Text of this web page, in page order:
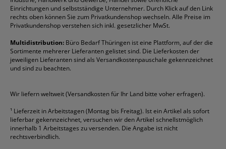
Fineliner
Folienschreiber
Formulare
Gelschreiber
Geschäftsbücher
Kugelschreiber
Mappen
Ordner
Packband
Permanentmarker
Tintenpatronen
Toilettenpapier
Toner
Versandmaterial
Versandtaschen
Esselte
Faber-Castell
Fellowes
Franken
Fripa
HP
Pritt
Schneider
Stabilo
Staedtler
alle Marken anzeigen
Einrichtungen und selbstständige Unternehmer. Durch Klick auf den Link
rechts oben können Sie zum Privatkundenshop wechseln. Alle Preise im
Privatkundenshop verstehen sich inkl. gesetzlicher MwSt.
Multidistribution: Büro Bedarf Thüringen ist eine Plattform, auf der die
Sortimente mehrerer Lieferanten gelistet sind. Die Lieferkosten der
jeweiligen Lieferanten sind als Versandkostenpauschale gekennzeichnet
und sind zu beachten.
Wir liefern weltweit (Versandkosten für Ihr Land bitte voher erfragen).
¹ Lieferzeit in Arbeitstagen (Montag bis Freitag). Ist ein Artikel als sofort
lieferbar gekennzeichnet, versuchen wir den Artikel schnellstmöglich
innerhalb 1 Arbeitstages zu versenden. Die Angabe ist nicht
rechtsverbindlich.